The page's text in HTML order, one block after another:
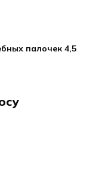
палочек 4,5